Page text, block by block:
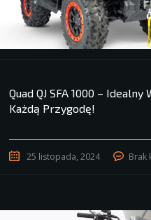
Quad QJ SFA 1000 – Idealny
Każdą Przygodę!
25 listopada, 2024 Brak